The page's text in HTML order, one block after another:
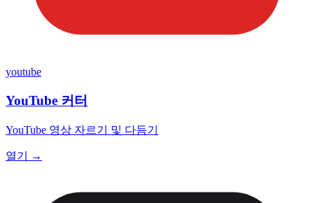
youtube
YouTube 커터
YouTube 영상 자르기 및 다듬기
열기 →